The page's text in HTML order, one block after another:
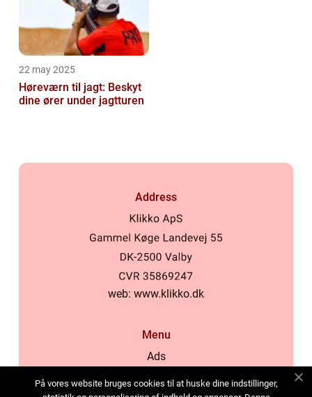
22 may 2025
Høreværn til jagt: Beskyt
dine ører under jagtturen
Address
web: www.klikko.dk
Menu
Ads
Cookies
På vores website bruges cookies til at huske dine indstillinger,